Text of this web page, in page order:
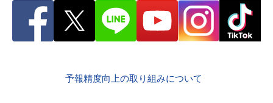
予報精度向上の取り組みについて